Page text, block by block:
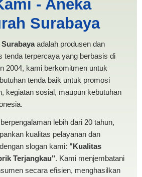
| PRODUKSI
MURAH
- Aneka
Surabaya
adalah produsen dan
tenda terpercaya yang berbasis di
2004, kami berkomitmen untuk
tenda baik untuk promosi
kegiatan sosial, maupun kebutuhan
lebih dari 20 tahun,
kualitas pelayanan dan
slogan kami: "Kualitas
Terjangkau". Kami menjembatani
secara efisien, menghasilkan